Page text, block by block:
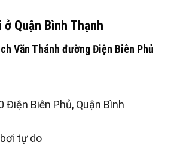
Quận Bình Thạnh
Văn Thánh đường Điện Biên Phủ
Biên Phủ, Quận Bình
tự do